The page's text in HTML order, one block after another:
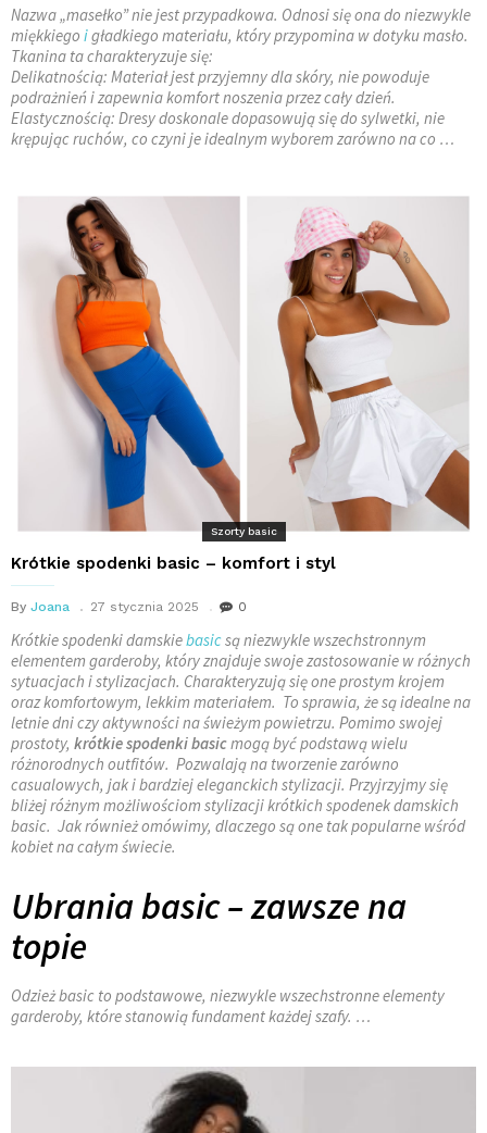
Nazwa „masełko” nie jest przypadkowa. Odnosi się ona do niezwykle
miękkiego igładkiego materiału, który przypomina w dotyku masło.
Tkanina ta charakteryzuje się:
Delikatnością: Materiał jest przyjemny dla skóry, nie powoduje
podrażnień i zapewnia komfort noszenia przez cały dzień.
Elastycznością: Dresy doskonale dopasowują się do sylwetki, nie
krępując ruchów, co czyni je idealnym wyborem zarówno na co …
Szorty basic
Krótkie spodenki basic – komfort i styl
By Joana 27 stycznia 2025 0
Krótkie spodenki damskiebasicsą niezwykle wszechstronnym
elementem garderoby, który znajduje swoje zastosowanie w różnych
sytuacjach i stylizacjach. Charakteryzują się one prostym krojem
oraz komfortowym, lekkim materiałem. To sprawia, że są idealne na
letnie dni czy aktywności na świeżym powietrzu. Pomimo swojej
prostoty, krótkie spodenki basicmogą być podstawą wielu
różnorodnych outfitów. Pozwalają na tworzenie zarówno
casualowych, jak i bardziej eleganckich stylizacji. Przyjrzyjmy się
bliżej różnym możliwościom stylizacji krótkich spodenek damskich
basic. Jak również omówimy, dlaczego są one tak popularne wśród
kobiet na całym świecie.
Ubrania basic – zawsze na
topie
Odzież basic to podstawowe, niezwykle wszechstronne elementy
garderoby, które stanowią fundament każdej szafy. …